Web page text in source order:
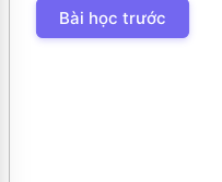
Bài học trước